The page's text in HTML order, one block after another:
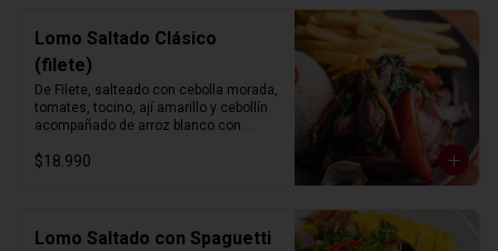
Lomo Saltado Clásico
(filete)
De Filete, salteado con cebolla morada,
tomates, tocino, ají amarillo y cebollín
acompañado de arroz blanco con
$18.990
Lomo Saltado con Spaguetti